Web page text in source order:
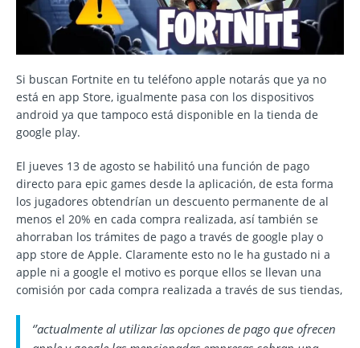
Si buscan Fortnite en tu teléfono apple notarás que ya no
está en app Store, igualmente pasa con los dispositivos
android ya que tampoco está disponible en la tienda de
google play.
El jueves 13 de agosto se habilitó una función de pago
directo para epic games desde la aplicación, de esta forma
los jugadores obtendrían un descuento permanente de al
menos el 20% en cada compra realizada, así también se
ahorraban los trámites de pago a través de google play o
app store de Apple. Claramente esto no le ha gustado ni a
apple ni a google el motivo es porque ellos se llevan una
comisión por cada compra realizada a través de sus tiendas,
‘’actualmente al utilizar las opciones de pago que ofrecen